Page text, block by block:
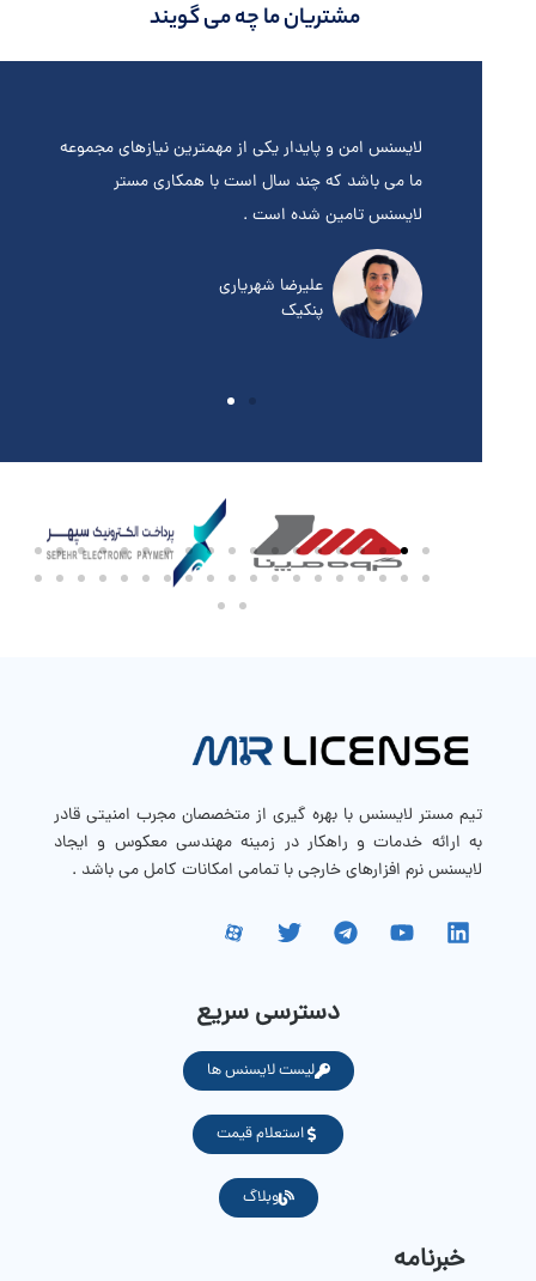
مشتریان ما چه می گویند
لایسنس امن و پایدار یکی از مهمترین نیازهای مجموعه
ما می باشد که چند سال است با همکاری مستر
لایسنس تامین شده است .
علیرضا شهریاری
پنکیک
تیم مستر لایسنس با بهره گیری از متخصصان مجرب امنیتی قادر
به ارائه خدمات و راهکار در زمینه مهندسی معکوس و ایجاد
لایسنس نرم افزارهای خارجی با تمامی امکانات کامل می باشد .
دسترسی سریع
لیست لایسنس ها
استعلام قیمت
وبلاگ
خبرنامه